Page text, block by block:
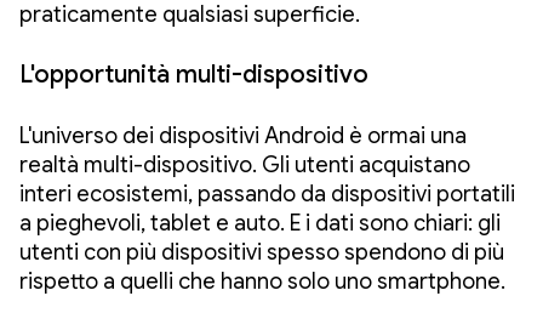
praticamente qualsiasi superficie.
L'opportunità multi-dispositivo
L'universo dei dispositivi Android è ormai una
realtà multi-dispositivo. Gli utenti acquistano
interi ecosistemi, passando da dispositivi portatili
a pieghevoli, tablet e auto. E i dati sono chiari: gli
utenti con più dispositivi spesso spendono di più
rispetto a quelli che hanno solo uno smartphone.